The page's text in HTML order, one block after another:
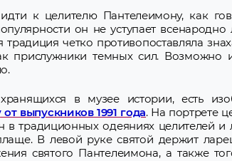
к целителю Пантелеимону, как
он не уступает
четко противопоставляла
прислужники темных сил. Возможно
в музее истории, есть
выпускников 1991 года. На портрете
традиционных одеяниях целителей и
В левой руке святой держит
святого Пантелеимона, а также